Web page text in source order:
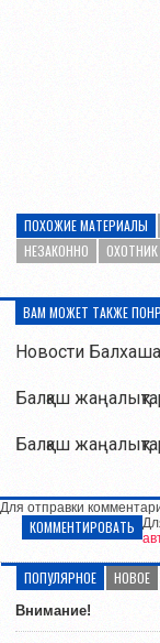
ПОХОЖИЕ МАТЕРИАЛЫ
НЕЗАКОННО
ОХОТНИК
ВАМ МОЖЕТ ТАКЖЕ
Новости
Балқаш
Балқаш
Для отправки
КОММЕНТИРОВАТЬ
ПОПУЛЯРНОЕ НОВОЕ
Внимание!